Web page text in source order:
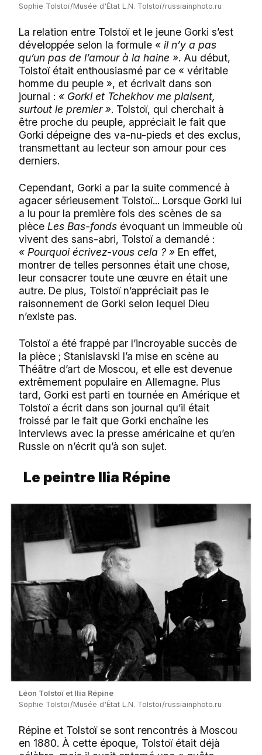
Sophie Tolstoï/Musée d'État L.N. Tolstoï/russiainphoto.ru
La relation entre Tolstoï et le jeune Gorki s’est
développée selon la formule « il n’y a pas
qu’un pas de l’amour à la haine ». Au début,
Tolstoï était enthousiasmé par ce « véritable
homme du peuple », et écrivait dans son
journal : « Gorki et Tchekhov me plaisent,
surtout le premier ». Tolstoï, qui cherchait à
être proche du peuple, appréciait le fait que
Gorki dépeigne des va-nu-pieds et des exclus,
transmettant au lecteur son amour pour ces
derniers.
Cependant, Gorki a par la suite commencé à
agacer sérieusement Tolstoï... Lorsque Gorki lui
a lu pour la première fois des scènes de sa
pièce Les Bas-fonds évoquant un immeuble où
vivent des sans-abri, Tolstoï a demandé :
« Pourquoi écrivez-vous cela ? » En effet,
montrer de telles personnes était une chose,
leur consacrer toute une œuvre en était une
autre. De plus, Tolstoï n’appréciait pas le
raisonnement de Gorki selon lequel Dieu
n’existe pas.
Tolstoï a été frappé par l’incroyable succès de
la pièce ; Stanislavski l’a mise en scène au
Théâtre d’art de Moscou, et elle est devenue
extrêmement populaire en Allemagne. Plus
tard, Gorki est parti en tournée en Amérique et
Tolstoï a écrit dans son journal qu’il était
froissé par le fait que Gorki enchaîne les
interviews avec la presse américaine et qu’en
Russie on n’écrit qu’à son sujet.
Le peintre Ilia Répine
Léon Tolstoï et Ilia Répine
Sophie Tolstoï/Musée d'État L.N. Tolstoï/russiainphoto.ru
Répine et Tolstoï se sont rencontrés à Moscou
en 1880. À cette époque, Tolstoï était déjà